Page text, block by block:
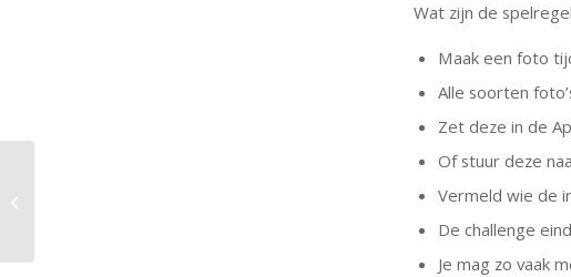
Wat zijn de
Maak een foto
Alle soorten
Zet deze in de
Of stuur deze
Vermeld wie de
De challenge
Je mag zo vaak